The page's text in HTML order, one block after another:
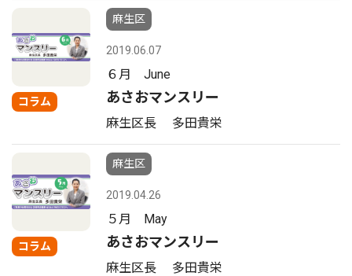
コラム
麻生区
2019.06.07
６月 June
あさおマンスリー
麻生区長 多田貴栄
コラム
麻生区
2019.04.26
５月 May
あさおマンスリー
麻生区長 多田貴栄